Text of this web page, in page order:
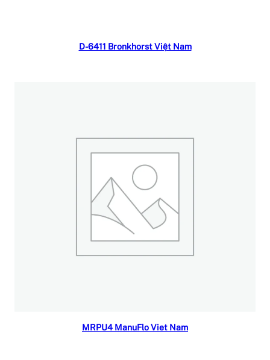
Đọc tiếp
D-6411 Bronkhorst Việt Nam
Đọc tiếp
MRPU4 ManuFlo Viet Nam